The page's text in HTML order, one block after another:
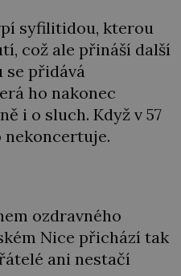
syfilitidou, kterou
což ale přináší další
se přidává
ho nakonec
i o sluch. Když v 57
nekoncertuje.
ozdravného
Nice přichází tak
ani nestačí